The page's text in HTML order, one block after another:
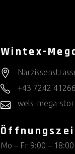
Wintex-
+43 7242 41266
wels-mega-
Mo – Fr 9:00 –